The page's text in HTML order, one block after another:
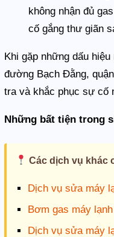
không nhận đủ
cố gắng thư giãn
Khi gặp những dấu
đường Bạch Đằng,
tra và khắc phục sự cố
Những bất tiện trong
Các dịch vụ khác
Dịch vụ sửa máy
Bơm gas máy
Dịch vụ sửa máy